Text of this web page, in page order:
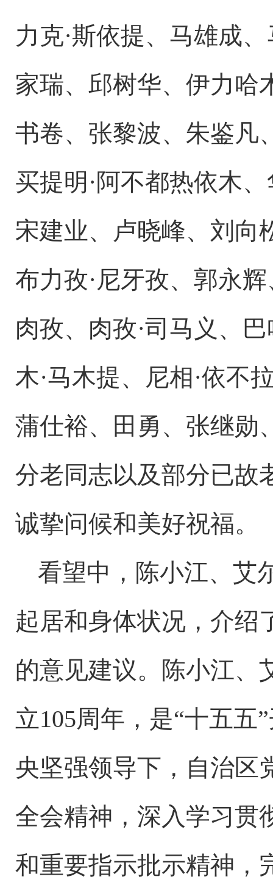
力克·斯依提、马雄成
家瑞、邱树华、伊力哈
书卷、张黎波、朱鉴凡
买提明·阿不都热依木
宋建业、卢晓峰、刘向
布力孜·尼牙孜、郭永
肉孜、肉孜·司马义、
木·马木提、尼相·依不
蒲仕裕、田勇、张继勋
分老同志以及部分已故
诚挚问候和美好祝福。
看望中，陈小江、艾
起居和身体状况，介绍
的意见建议。陈小江、
立105周年，是“十五五
央坚强领导下，自治区
全会精神，深入学习贯
和重要指示批示精神，